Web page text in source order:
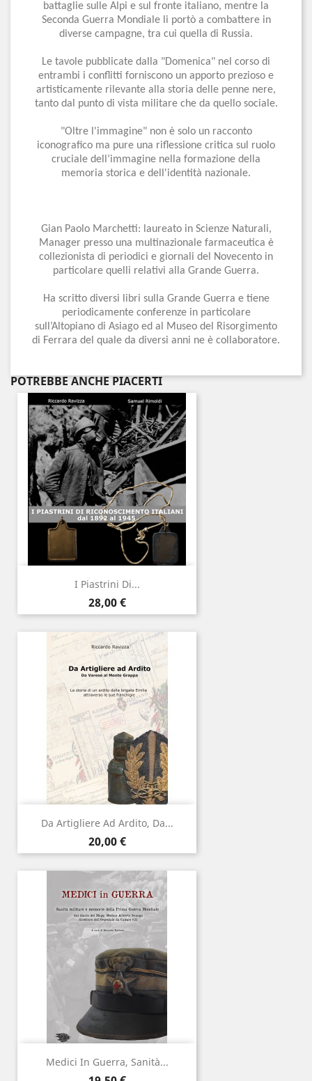
battaglie sulle Alpi e sul fronte italiano, mentre la
Seconda Guerra Mondiale li portò a combattere in
diverse campagne, tra cui quella di Russia.
Le tavole pubblicate dalla "Domenica" nel corso di
entrambi i conflitti forniscono un apporto prezioso e
artisticamente rilevante alla storia delle penne nere,
tanto dal punto di vista militare che da quello sociale.
"Oltre l'immagine" non è solo un racconto
iconografico ma pure una riflessione critica sul ruolo
cruciale dell’immagine nella formazione della
memoria storica e dell'identità nazionale.
Gian Paolo Marchetti: laureato in Scienze Naturali,
Manager presso una multinazionale farmaceutica è
collezionista di periodici e giornali del Novecento in
particolare quelli relativi alla Grande Guerra.
Ha scritto diversi libri sulla Grande Guerra e tiene
periodicamente conferenze in particolare
sull’Altopiano di Asiago ed al Museo del Risorgimento
di Ferrara del quale da diversi anni ne è collaboratore.
POTREBBE ANCHE PIACERTI
I Piastrini Di...
Prezzo
28,00 €
Da Artigliere Ad Ardito, Da...
Prezzo
20,00 €
Medici In Guerra, Sanità...